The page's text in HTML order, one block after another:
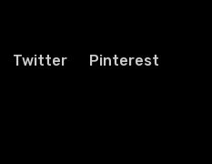
Twitter Pinterest